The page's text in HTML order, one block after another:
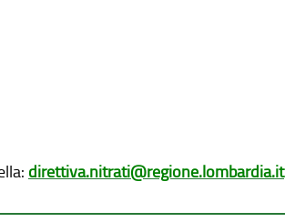
direttiva.nitrati@regione.lombardia.it